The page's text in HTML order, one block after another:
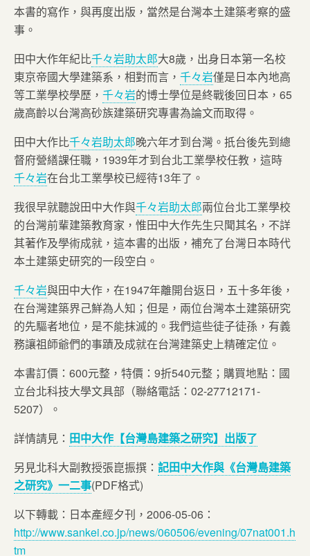
本書的寫作，與再度出版，當然是台灣本土建築考察的盛
事。
田中大作年紀比千々岩助太郎大8歲，出身日本第一名校
東京帝國大學建築系，相對而言， 千々岩僅是日本內地高
等工業學校學歷， 千々岩的博士學位是終戰後回日本，65
歲高齡以台灣高砂族建築研究專書為論文而取得。
田中大作比千々岩助太郎晚六年才到台灣。扺台後先到總
督府營繕課任職，1939年才到台北工業學校任教，這時
千々岩在台北工業學校已經待13年了。
我很早就聽說田中大作與千々岩助太郎兩位台北工業學校
的台灣前輩建築教育家，惟田中大作先生只聞其名，不詳
其著作及學術成就，這本書的出版，補充了台灣日本時代
本土建築史研究的一段空白。
千々岩與田中大作，在1947年離開台返日，五十多年後，
在台灣建築界己鮮為人知；但是，兩位台灣本土建築研究
的先驅者地位，是不能抹滅的。我們這些徒子徒孫，有義
務讓祖師爺們的事蹟及成就在台灣建築史上精確定位。
本書訂價：600元整，特價：9折540元整；購買地點：國
立台北科技大學文具部（聯絡電話：02-27712171-
5207）。
詳情請見： 田中大作【台灣島建築之研究】出版了
另見北科大副教授張崑振撰： 記田中大作與《台灣島建築
之研究》一二事(PDF格式)
以下轉載：日本產經夕刊，2006-05-06：
http://www.sankei.co.jp/news/060506/evening/07nat001.h
tm